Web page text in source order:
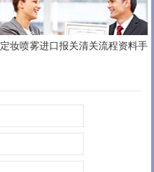
定妆喷雾进口报关清关流程资料手